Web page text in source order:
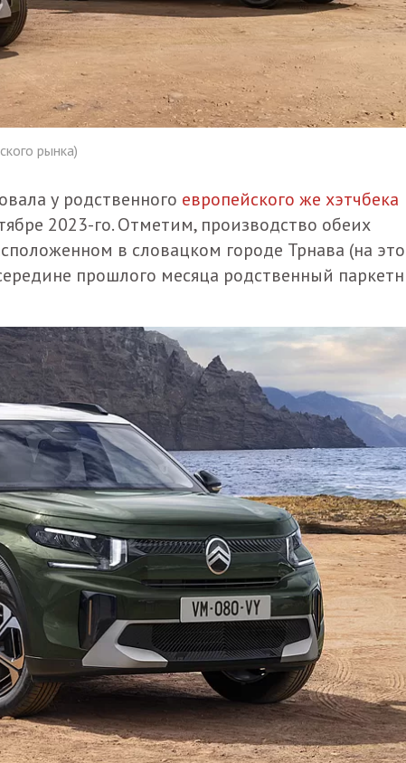
рынка)
у родственного европейского же хэтчбека
2023-го. Отметим, производство обеих
в словацком городе Трнава (на
прошлого месяца родственный